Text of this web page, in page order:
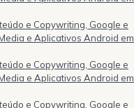
e Copywriting, Google e
e Aplicativos Android em
e Copywriting, Google e
e Aplicativos Android em
e Copywriting, Google e